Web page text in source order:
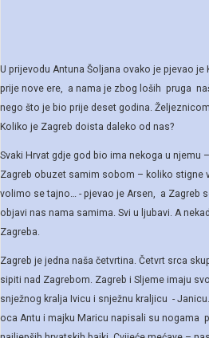
U prijevodu Antuna Šoljana ovako je pjevao je
prije nove ere, a nama je zbog loših pruga
nego što je bio prije deset godina.
Koliko je Zagreb doista daleko od nas?
Svaki Hrvat gdje god bio ima nekoga u njemu
Zagreb obuzet samim sobom – koliko stigne
volimo se tajno… - pjevao je Arsen, a Zagreb
objavi nas nama samima. Svi u ljubavi. A
Zagreba.
Zagreb je jedna naša četvrtina. Četvrt srca
sipiti nad Zagrebom. Zagreb i Sljeme imaju
snježnog kralja Ivicu i snježnu kraljicu -
oca Antu i majku Maricu napisali su nogama